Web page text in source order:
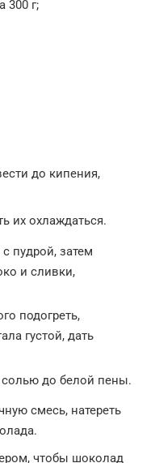
300 г;
до кипения,
их охлаждаться.
пудрой, затем
и сливки,
подогреть,
густой, дать
солью до белой пены.
смесь, натереть
чтобы шоколад